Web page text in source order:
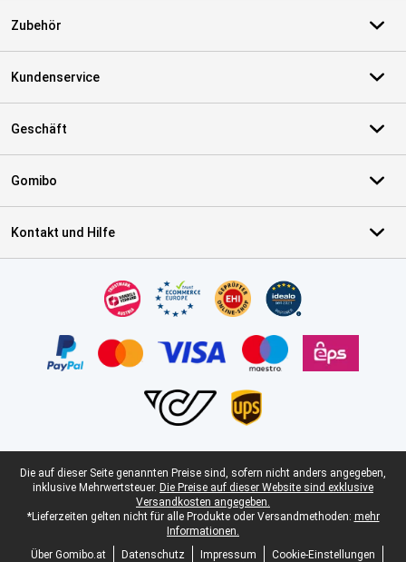
Zubehör
Kundenservice
Geschäft
Gomibo
Kontakt und Hilfe
Juristische Fußzeile
Die auf dieser Seite genannten Preise sind, sofern nicht anders angegeben,
inklusive Mehrwertsteuer. Die Preise auf dieser Website sind exklusive
Versandkosten angegeben.
*Lieferzeiten gelten nicht für alle Produkte oder Versandmethoden: mehr
Informationen.
Über Gomibo.at
Datenschutz Impressum
Cookie-Einstellungen